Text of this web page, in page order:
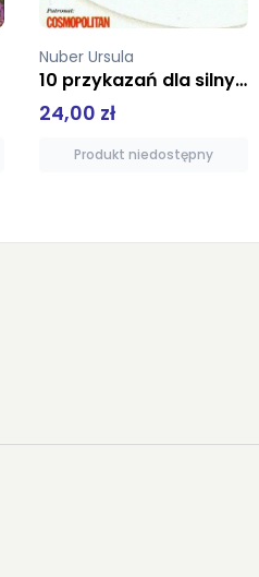
Harpula Wojciech
Patchworki
38,40 zł
Produkt niedostępny